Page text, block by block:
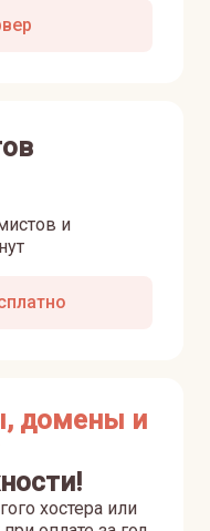
и
домены и
хостера или